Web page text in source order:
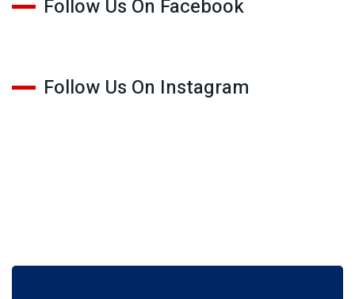
Follow Us On Facebook
Follow Us On Instagram